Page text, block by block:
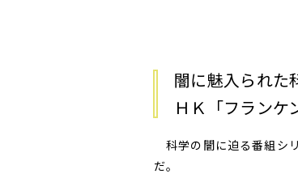
闇に魅入られ
ＨＫ「フランケ
科学の闇に迫る番組シ
だ。